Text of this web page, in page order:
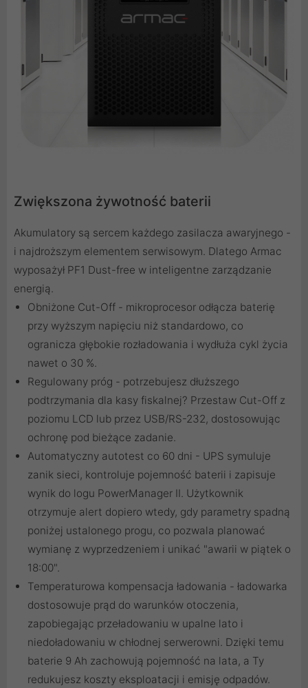
Zwiększona żywotność baterii
Akumulatory są sercem każdego zasilacza awaryjnego -
i najdroższym elementem serwisowym. Dlatego Armac
wyposażył PF1 Dust-free w inteligentne zarządzanie
energią.
Obniżone Cut-Off - mikroprocesor odłącza baterię
przy wyższym napięciu niż standardowo, co
ogranicza głębokie rozładowania i wydłuża cykl życia
nawet o 30 %.
Regulowany próg - potrzebujesz dłuższego
podtrzymania dla kasy fiskalnej? Przestaw Cut-Off z
poziomu LCD lub przez USB/RS-232, dostosowując
ochronę pod bieżące zadanie.
Automatyczny autotest co 60 dni - UPS symuluje
zanik sieci, kontroluje pojemność baterii i zapisuje
wynik do logu PowerManager II. Użytkownik
otrzymuje alert dopiero wtedy, gdy parametry spadną
poniżej ustalonego progu, co pozwala planować
wymianę z wyprzedzeniem i unikać "awarii w piątek o
18:00".
Temperaturowa kompensacja ładowania - ładowarka
dostosowuje prąd do warunków otoczenia,
zapobiegając przeładowaniu w upalne lato i
niedoładowaniu w chłodnej serwerowni. Dzięki temu
baterie 9 Ah zachowują pojemność na lata, a Ty
redukujesz koszty eksploatacji i emisję odpadów.